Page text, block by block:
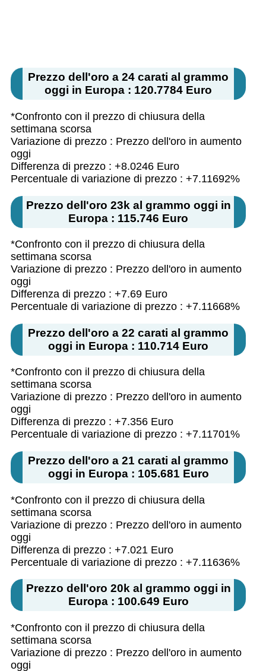
Prezzo dell'oro a 24 carati al grammo
oggi in Europa : 120.7784 Euro
*Confronto con il prezzo di chiusura della
settimana scorsa
Variazione di prezzo : Prezzo dell'oro in aumento
oggi
Differenza di prezzo : +8.0246 Euro
Percentuale di variazione di prezzo : +7.11692%
Prezzo dell'oro 23k al grammo oggi in
Europa : 115.746 Euro
*Confronto con il prezzo di chiusura della
settimana scorsa
Variazione di prezzo : Prezzo dell'oro in aumento
oggi
Differenza di prezzo : +7.69 Euro
Percentuale di variazione di prezzo : +7.11668%
Prezzo dell'oro a 22 carati al grammo
oggi in Europa : 110.714 Euro
*Confronto con il prezzo di chiusura della
settimana scorsa
Variazione di prezzo : Prezzo dell'oro in aumento
oggi
Differenza di prezzo : +7.356 Euro
Percentuale di variazione di prezzo : +7.11701%
Prezzo dell'oro a 21 carati al grammo
oggi in Europa : 105.681 Euro
*Confronto con il prezzo di chiusura della
settimana scorsa
Variazione di prezzo : Prezzo dell'oro in aumento
oggi
Differenza di prezzo : +7.021 Euro
Percentuale di variazione di prezzo : +7.11636%
Prezzo dell'oro 20k al grammo oggi in
Europa : 100.649 Euro
*Confronto con il prezzo di chiusura della
settimana scorsa
Variazione di prezzo : Prezzo dell'oro in aumento
oggi